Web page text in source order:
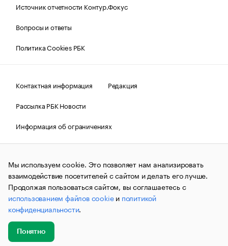
Источник отчетности Контур.Фокус
Вопросы и ответы
Политика Cookies РБК
Контактная информация
Редакция
Рассылка РБК Новости
Информация об ограничениях
Правовая информация
О соблюдении авторских прав
© АО «РОСБИЗНЕСКОНСАЛТИНГ»,1995–2026.Сообщения
и материалы информационного агентства «РБК»
(зарегистрировано Федеральной службой по надзору в сфере
связи, информационных технологий и массовых
коммуникаций (Роскомнадзор) 09.12.2015 за номером ИА
№ФС77-63848) сопровождаются пометкой «РБК». Отдельные
публикации могут содержать информацию,
не предназначенную для пользователей
до 18 лет.
Мы используем cookie. Это позволяет нам анализировать
взаимодействие посетителей с сайтом и делать его лучше.
Продолжая пользоваться сайтом, вы соглашаетесь с
использованием файлов cookieи политикой
конфиденциальности.
Понятно